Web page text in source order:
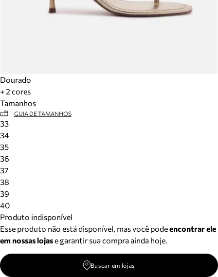
Dourado
+ 2 cores
Tamanhos
GUIA DE TAMANHOS
33
34
35
36
37
38
39
40
Produto indisponível
Esse produto não está disponível, mas você podeencontrar ele
em nossas lojase garantir sua compra ainda hoje.
Buscar em lojas